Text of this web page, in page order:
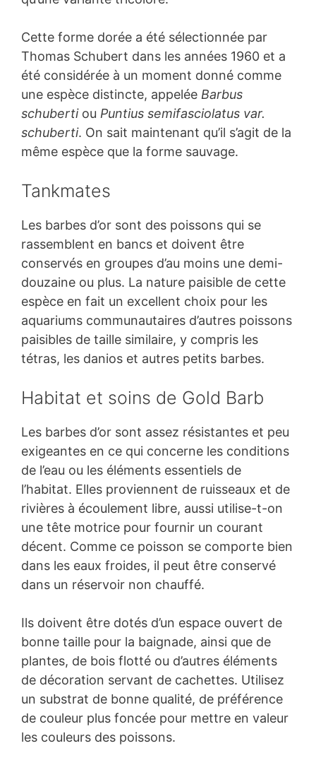
Cette forme dorée a été sélectionnée par
Thomas Schubert dans les années 1960 et a
été considérée à un moment donné comme
une espèce distincte, appelée Barbus
schubertiou Puntius semifasciolatus var.
schuberti. On sait maintenant qu’il s’agit de la
même espèce que la forme sauvage.
Tankmates
Les barbes d’or sont des poissons qui se
rassemblent en bancs et doivent être
conservés en groupes d’au moins une demi-
douzaine ou plus. La nature paisible de cette
espèce en fait un excellent choix pour les
aquariums communautaires d’autres poissons
paisibles de taille similaire, y compris les
tétras, les danios et autres petits barbes.
Habitat et soins de Gold Barb
Les barbes d’or sont assez résistantes et peu
exigeantes en ce qui concerne les conditions
de l’eau ou les éléments essentiels de
l’habitat. Elles proviennent de ruisseaux et de
rivières à écoulement libre, aussi utilise-t-on
une tête motrice pour fournir un courant
décent. Comme ce poisson se comporte bien
dans les eaux froides, il peut être conservé
dans un réservoir non chauffé.
Ils doivent être dotés d’un espace ouvert de
bonne taille pour la baignade, ainsi que de
plantes, de bois flotté ou d’autres éléments
de décoration servant de cachettes. Utilisez
un substrat de bonne qualité, de préférence
de couleur plus foncée pour mettre en valeur
les couleurs des poissons.